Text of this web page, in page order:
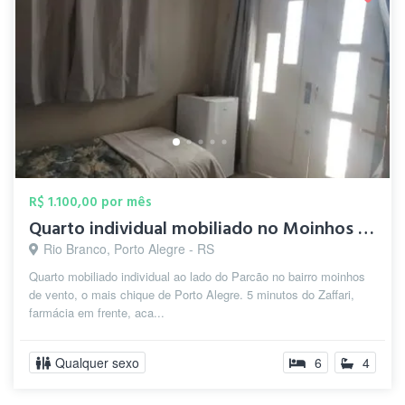
R$ 1.100,00 por mês
Quarto individual mobiliado no Moinhos d...
Rio Branco, Porto Alegre - RS
Quarto mobiliado individual ao lado do Parcão no bairro moinhos
de vento, o mais chique de Porto Alegre. 5 minutos do Zaffari,
farmácia em frente, aca...
Qualquer sexo 6 4